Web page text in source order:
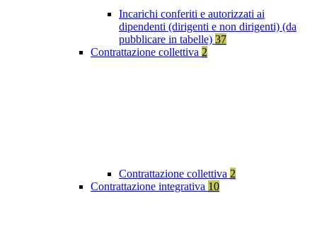
Incarichi conferiti e autorizzati ai
dipendenti (dirigenti e non dirigenti) (da
pubblicare in tabelle) 37
Contrattazione collettiva 2
Contrattazione collettiva 2
Contrattazione integrativa 10